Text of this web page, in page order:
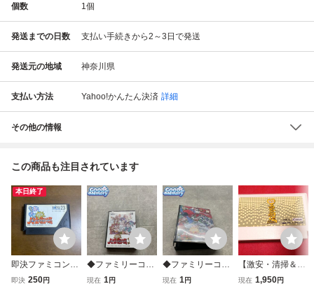
個数 1個
発送までの日数 支払い手続きから2～3日で発送
発送元の地域 神奈川県
支払い方法 Yahoo!かんたん決済 詳細
その他の情報
この商品も注目されています
本日終了
即決ファミコンソ
フト 爆笑人生劇場
即決 250円
◆ファミリーコン
ピューター/ファミ
現在 1円
◆ファミリーコン
ピューター/ファミ
現在 1円
【激安・清掃＆動
作確認済】FC フ
現在 1,950円